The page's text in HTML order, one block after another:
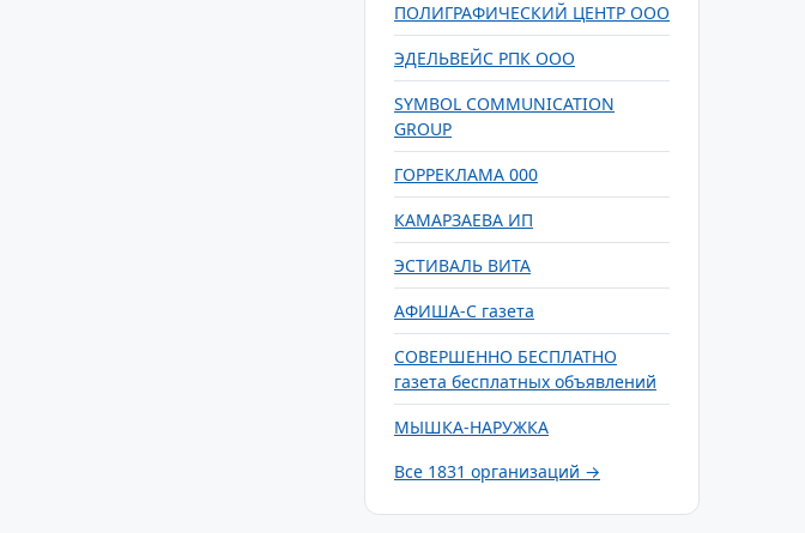
ПОЛИГРАФИЧЕСКИЙ ЦЕНТР ООО
ЭДЕЛЬВЕЙС РПК ООО
SYMBOL COMMUNICATION
GROUP
ГОРРЕКЛАМА 000
КАМАРЗАЕВА ИП
ЭСТИВАЛЬ ВИТА
АФИША-С газета
СОВЕРШЕННО БЕСПЛАТНО
газета бесплатных объявлений
МЫШКА-НАРУЖКА
Все 1831 организаций →